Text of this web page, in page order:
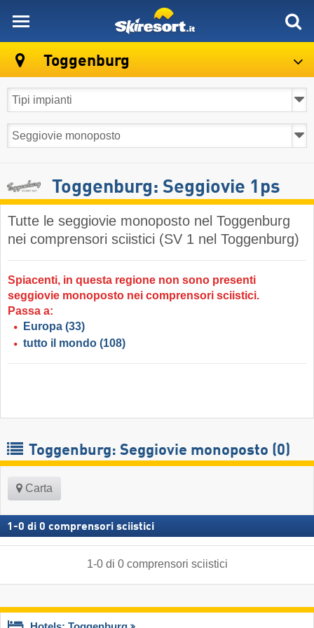
Toggenburg
Toggenburg: Seggiovie 1ps
Tutte le seggiovie monoposto nel Toggenburg
nei comprensori sciistici (SV 1 nel Toggenburg)
Spiacenti, in questa regione non sono presenti
seggiovie monoposto nei comprensori sciistici.
Passa a:
Europa (33)
tutto il mondo (108)
Toggenburg: Seggiovie monoposto (0)
Carta
1 -0 di 0 comprensori sciistici
1-0di 0 comprensori sciistici